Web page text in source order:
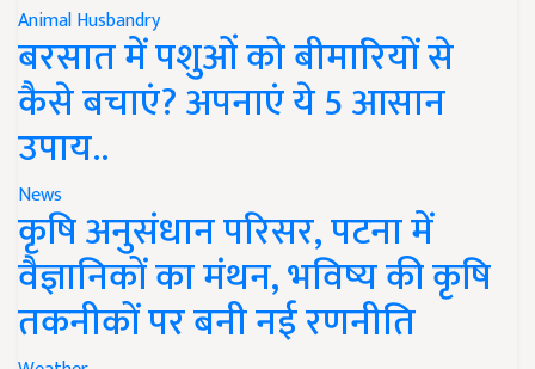
Animal Husbandry
बरसात में पशुओं को बीमारियों से
कैसे बचाएं? अपनाएं ये 5 आसान
उपाय..
News
कृषि अनुसंधान परिसर, पटना में
वैज्ञानिकों का मंथन, भविष्य की कृषि
तकनीकों पर बनी नई रणनीति